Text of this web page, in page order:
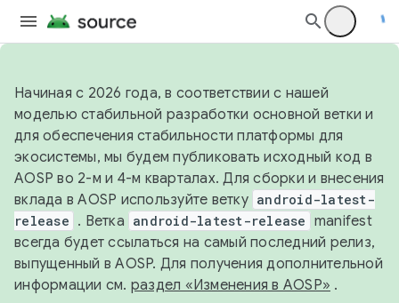
Начиная с 2026 года, в соответствии с нашей
моделью стабильной разработки основной ветки и
для обеспечения стабильности платформы для
экосистемы, мы будем публиковать исходный код в
AOSP во 2-м и 4-м кварталах. Для сборки и внесения
вклада в AOSP используйте ветку android-latest-
release . Ветка android-latest-release manifest
всегда будет ссылаться на самый последний релиз,
выпущенный в AOSP. Для получения дополнительной
информации см. раздел «Изменения в AOSP» .